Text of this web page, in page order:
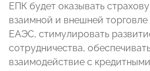
ЕПК будет оказывать
взаимной и внешней торговле
ЕАЭС, стимулировать
сотрудничества,
взаимодействие с